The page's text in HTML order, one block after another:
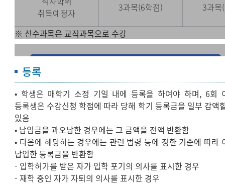
취득예정자
3과목(6학점) 3과목
※ 선수과목은 교직과목으로 수강
등록
• 학생은 매학기 소정 기일 내에 등록을 하여야 하며, 6회
등록생은 수강신청 학점에 따라 당해 학기 등록금을 일부 감액
있음
• 납입금을 과오납한 경우에는 그 금액을 전액 반환함
• 다음에 해당하는 경우에는 관련 법령 등에 정한 기준에 따라
납입한 등록금을 반환함
- 입학허가를 받은 자가 입학 포기의 의사를 표시한 경우
- 재학 중인 자가 자퇴의 의사를 표시한 경우